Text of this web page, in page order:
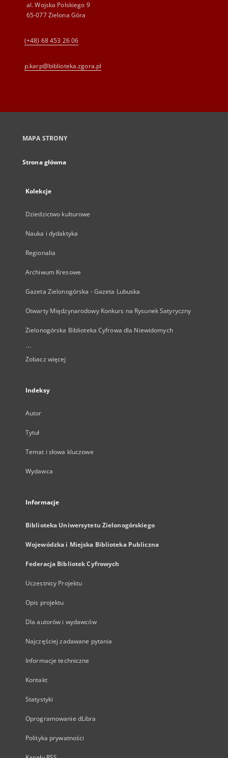
al. Wojska Polskiego 9
65-077 Zielona Góra
(+48) 68 453 26 06
p.karp@biblioteka.zgora.pl
MAPA STRONY
Strona główna
Kolekcje
Dziedzictwo kulturowe
Nauka i dydaktyka
Regionalia
Archiwum Kresowe
Gazeta Zielonogórska - Gazeta Lubuska
Otwarty Międzynarodowy Konkurs na Rysunek Satyryczny
Zielonogórska Biblioteka Cyfrowa dla Niewidomych
...
Zobacz więcej
Indeksy
Autor
Tytuł
Temat i słowa kluczowe
Wydawca
Informacje
Biblioteka Uniwersytetu Zielonogórskiego
Wojewódzka i Miejska Biblioteka Publiczna
Federacja Bibliotek Cyfrowych
Uczestnicy Projektu
Opis projektu
Dla autorów i wydawców
Najczęściej zadawane pytania
Informacje techniczne
Kontakt
Statystyki
Oprogramowanie dLibra
Polityka prywatności